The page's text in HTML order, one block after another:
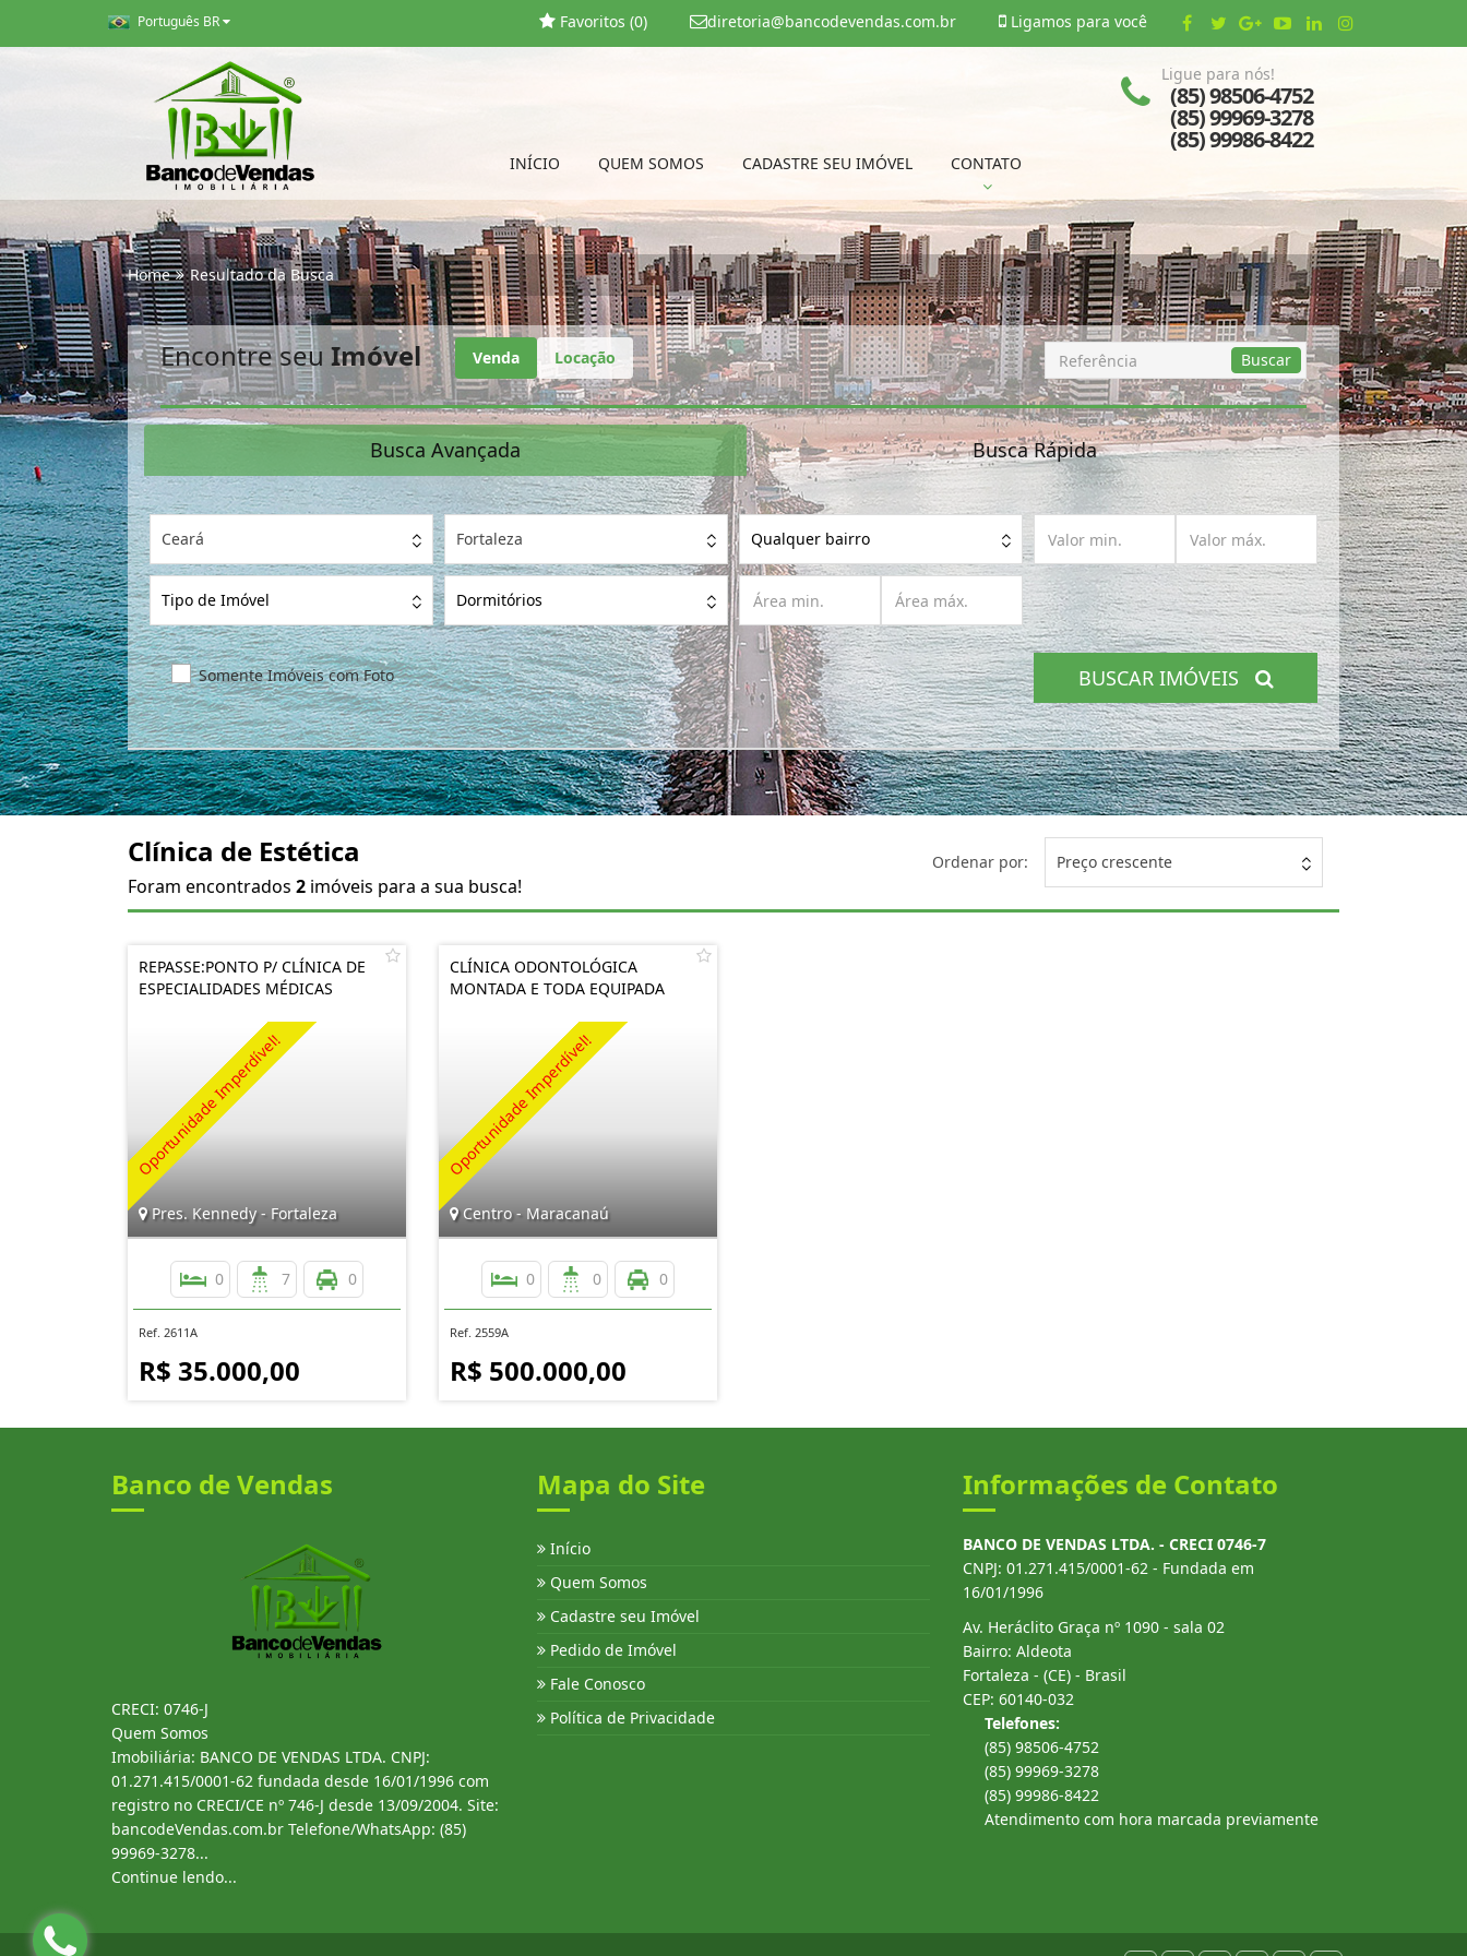
Português BR Ligamos para você
diretoria@bancodevendas.com.br
Favoritos (0)
INÍCIO QUEM SOMOS CADASTRE SEU IMÓVEL CONTATO
Ligue para nós!
(85) 98506-4752
(85) 99969-3278
(85) 99986-8422
Home Resultado da Busca
Encontre seu Imóvel Venda Locação
Busca
por
Referência
Buscar
Busca Avançada Busca Rápida
Ceará Fortaleza Qualquer bairro
Tipo de Imóvel Dormitórios
Somente Imóveis com Foto BUSCAR IMÓVEIS
Clínica de Estética
Foram encontrados 2 imóveis para a sua busca!
Ordenar por: Preço crescente
REPASSE:PONTO P/ CLÍNICA DE
ESPECIALIDADES MÉDICAS
Pres. Kennedy - Fortaleza
0 7 0
Ref. 2611A
R$ 35.000,00
CLÍNICA ODONTOLÓGICA
MONTADA E TODA EQUIPADA
Centro - Maracanaú
0 0 0
Ref. 2559A
R$ 500.000,00
Banco de Vendas
CRECI: 0746-J
Quem Somos
Imobiliária: BANCO DE VENDAS LTDA. CNPJ:
01.271.415/0001-62 fundada desde 16/01/1996 com
registro no CRECI/CE nº 746-J desde 13/09/2004. Site:
bancodeVendas.com.br Telefone/WhatsApp: (85)
99969-3278...
Continue lendo...
Mapa do Site
Início
Quem Somos
Cadastre seu Imóvel
Pedido de Imóvel
Fale Conosco
Política de Privacidade
Informações de Contato
BANCO DE VENDAS LTDA. - CRECI 0746-7
CNPJ: 01.271.415/0001-62 - Fundada em
16/01/1996
Av. Heráclito Graça nº 1090 - sala 02
Bairro: Aldeota
Fortaleza - (CE) - Brasil
CEP: 60140-032
Telefones:
(85) 98506-4752
(85) 99969-3278
(85) 99986-8422
Atendimento com hora marcada previamente